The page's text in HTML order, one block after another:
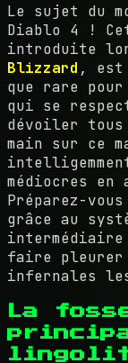
Le sujet du
Diablo 4 !
introduite
Blizzard , est
que rare pour
qui se
dévoiler
main sur ce
médiocres en
Préparez-
grâce au
faire pleurer
infernales
La